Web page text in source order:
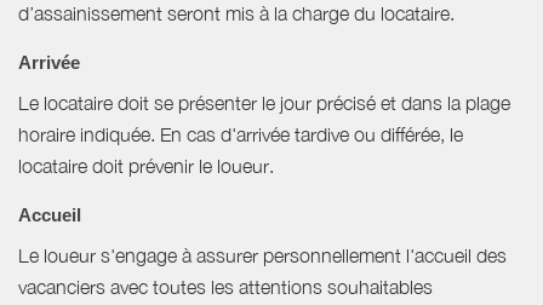
d’assainissement seront mis à la charge du locataire.
Arrivée
Le locataire doit se présenter le jour précisé et dans la plage
horaire indiquée. En cas d'arrivée tardive ou différée, le
locataire doit prévenir le loueur.
Accueil
Le loueur s'engage à assurer personnellement l'accueil des
vacanciers avec toutes les attentions souhaitables